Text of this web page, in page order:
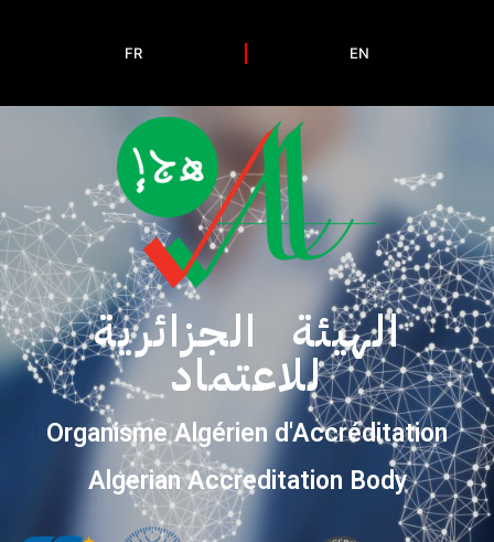
FR EN
الهيئة الجزائرية
للاعتماد
Organisme Algérien d'Accréditation
Algerian Accreditation Body